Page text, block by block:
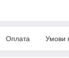
Оплата Умови